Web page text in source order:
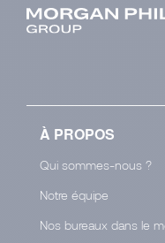
À PROPOS
Qui sommes-nous ?
Notre équipe
Nos bureaux dans le